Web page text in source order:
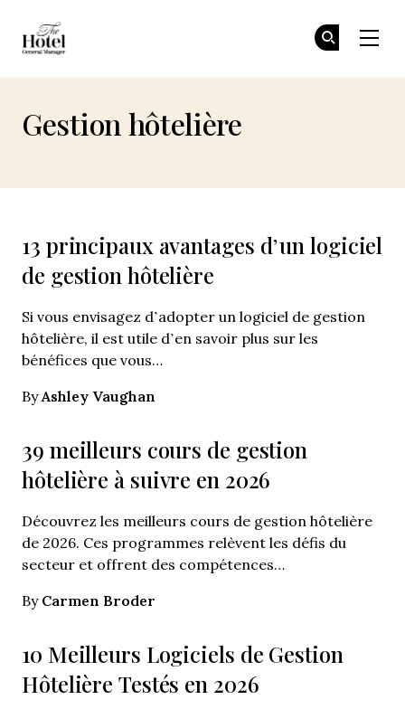
Gestion hôtelière
13 principaux avantages d’un logiciel
de gestion hôtelière
Si vous envisagez d’adopter un logiciel de gestion
hôtelière, il est utile d’en savoir plus sur les
bénéfices que vous…
ByAshley Vaughan
39 meilleurs cours de gestion
hôtelière à suivre en 2026
Découvrez les meilleurs cours de gestion hôtelière
de 2026. Ces programmes relèvent les défis du
secteur et offrent des compétences…
By Carmen Broder
10 Meilleurs Logiciels de Gestion
Hôtelière Testés en 2026